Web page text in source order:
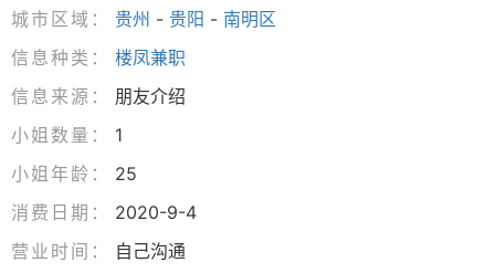
城市区域： 贵州 - 贵阳 - 南明区
信息种类：
楼凤兼职
信息来源：
朋友介绍
小姐数量：
1
小姐年龄：
25
消费日期：
2020-9-4
营业时间：
自己沟通